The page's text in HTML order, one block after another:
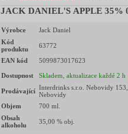
JACK DANIEL'S APPLE 35%
Výrobce
Jack Daniel
Kód
produktu
63772
EAN kód 5099873017623
Dostupnost Skladem, aktualizace každé 2 h
Prodávající Interdrinks s.r.o. Nebovidy
Nebovidy
Objem
700 ml.
Obsah
alkoholu
35,00 % obj.